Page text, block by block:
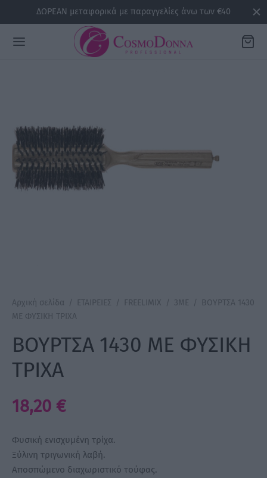
ΔΩΡΕΑΝ μεταφορικά με παραγγελίες άνω των €40
Αρχική σελίδα / ΕΤΑΙΡΕΙΕΣ / FREELIMIX / 3ME /
ΒΟΥΡΤΣΑ 1430
ΜΕ ΦΥΣΙΚΗ ΤΡΙΧΑ
ΒΟΥΡΤΣΑ 1430 ΜΕ ΦΥΣΙΚΗ
ΤΡΙΧΑ
18,20 €
Φυσική ενισχυμένη τρίχα.
Ξύλινη τριγωνική λαβή.
Αποσπώμενο διαχωριστικό τούφας.
Pido
Xanitalia